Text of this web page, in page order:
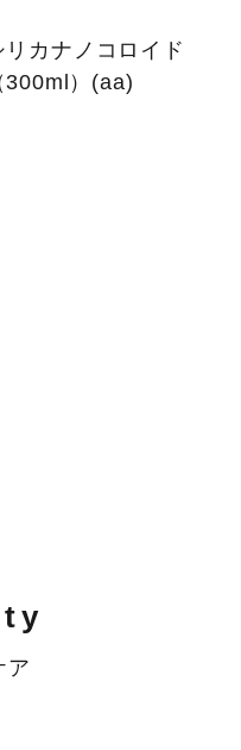
リカナノコロイド
300ml）(aa)
ア